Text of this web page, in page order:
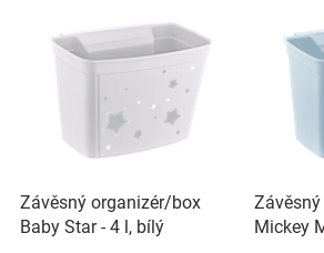
zábava
Těhotenské
ů
o
d
u
Závěsný organizér/box
Baby Star - 4 l, bílý
Mickey